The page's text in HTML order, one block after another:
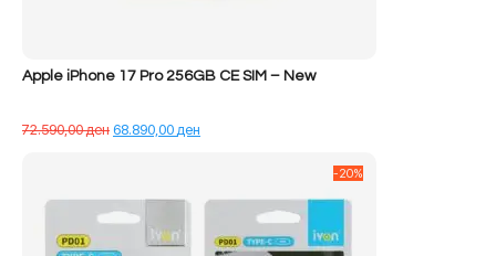
Apple iPhone 17 Pro 256GB CE SIM – New
72.590,00денÇmimi
68.890,00ден
68.890,00 ден.
-20%